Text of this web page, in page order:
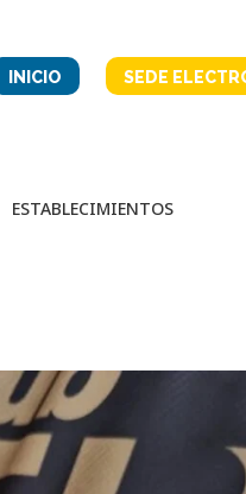
INICIO SEDE
ESTABLECIMIENTOS